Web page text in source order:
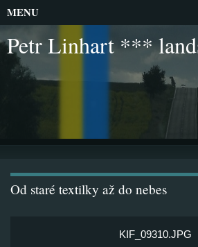
Petr Linhart ***
Od staré textilky až do nebes
KIF_09310.JPG
MENU